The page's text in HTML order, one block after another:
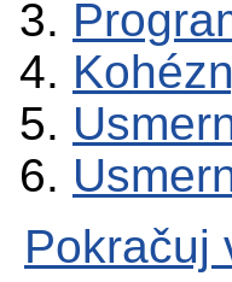
Pokračuj